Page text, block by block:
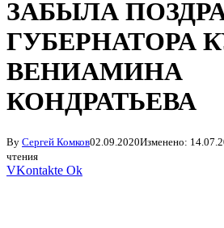
ЗАБЫЛА
ГУБЕРНАТОРА
ВЕНИАМИНА
КОНДРАТЬЕВА
By Сергей Комков02.09.2020Изменено:
чтения
VKontakte Ok